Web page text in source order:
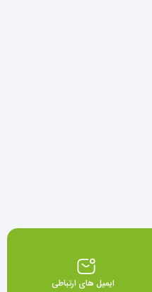
ایمیل های ارتباطی